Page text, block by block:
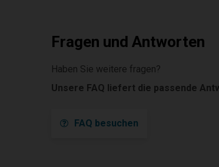
Fragen und Antworten
Haben Sie weitere fragen?
Unsere FAQ liefert die passende
FAQ besuchen